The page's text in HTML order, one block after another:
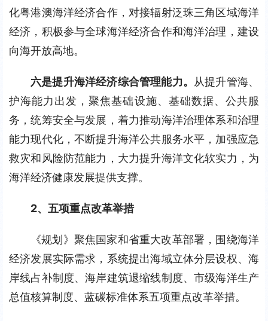
化粤港澳海洋经济合作，对接辐射泛珠三角区域海洋
经济，积极参与全球海洋经济合作和海洋治理，建设
向海开放高地。
六是提升海洋经济综合管理能力。 从提升管海、
护海能力出发，聚焦基础设施、基础数据、公共服
务，统筹安全与发展，着力推动海洋治理体系和治理
能力现代化，不断提升海洋公共服务水平，加强应急
救灾和风险防范能力，大力提升海洋文化软实力，为
海洋经济健康发展提供支撑。
2、五项重点改革举措
《规划》聚焦国家和省重大改革部署，围绕海洋
经济发展实际需求，系统提出海域立体分层设权、海
岸线占补制度、海岸建筑退缩线制度、市级海洋生产
总值核算制度、蓝碳标准体系五项重点改革举措。